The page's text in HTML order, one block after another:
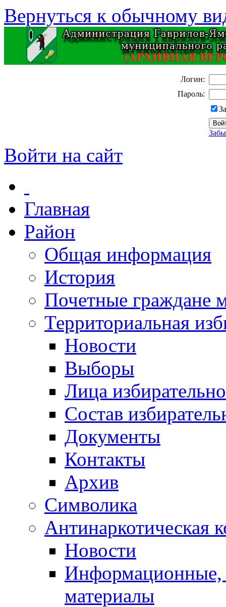
Вернуться к обычному
Логин:
Пароль:
Войти на сайт
Главная
Район
Общая информация
История
Почетные граждане
Территориальная
Новости
Выборы
Лица
Состав
Документы
Контакты
Архив
Символика
Антинаркотическая
Новости
Информационные,
материалы